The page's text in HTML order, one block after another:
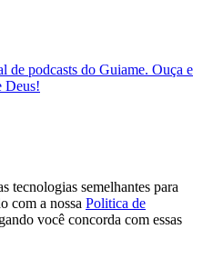
de podcasts do Guiame. Ouça e
Deus!
tecnologias semelhantes para
com a nossa Politica de
você concorda com essas